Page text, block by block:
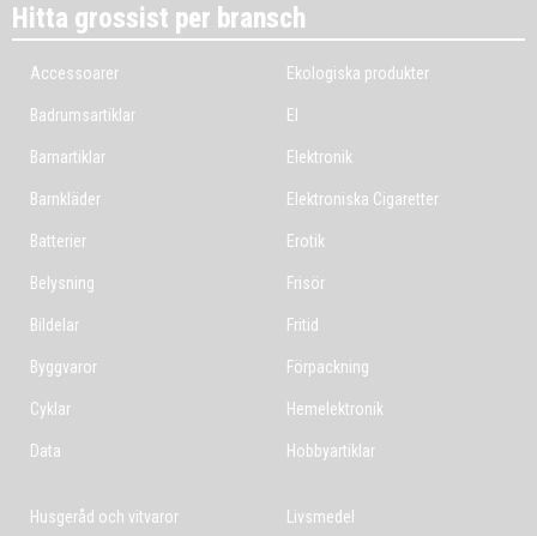
Hitta grossist per bransch
Accessoarer
Badrumsartiklar
Barnartiklar
Barnkläder
Batterier
Belysning
Bildelar
Byggvaror
Cyklar
Data
Ekologiska produkter
El
Elektronik
Elektroniska Cigaretter
Erotik
Frisör
Fritid
Förpackning
Hemelektronik
Hobbyartiklar
Husgeråd och vitvaror Livsmedel